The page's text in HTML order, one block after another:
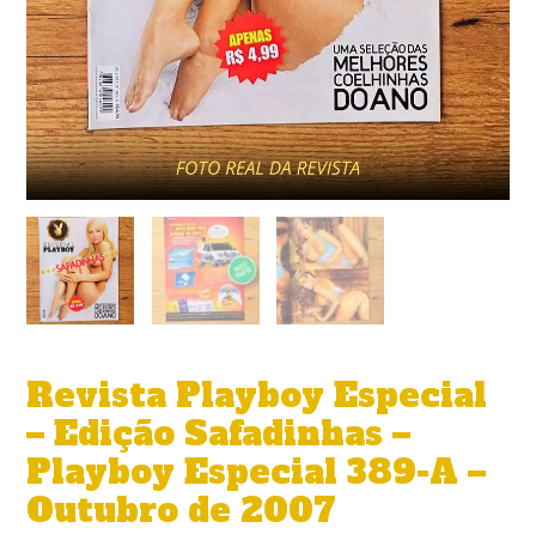
Revista Playboy Especial
– Edição Safadinhas –
Playboy Especial 389-A –
Outubro de 2007
de
2007
quantidade